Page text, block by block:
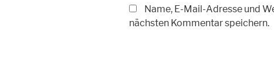
Name, E-Mail-Adresse und
nächsten Kommentar speichern.